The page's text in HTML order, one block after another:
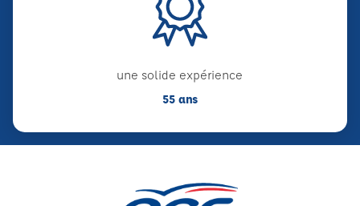
une solide expérience
55 ans